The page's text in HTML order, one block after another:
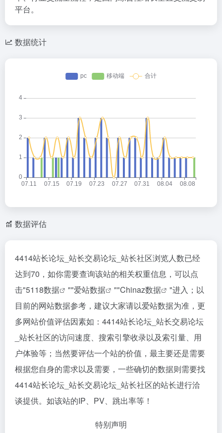
平台。
数据统计
数据评估
4414站长论坛_站长交易论坛_站长社区浏览人数已经
达到70，如你需要查询该站的相关权重信息，可以点
击"5118数据 ""爱站数据 ""Chinaz数据
"进入；以
目前的网站数据参考，建议大家请以爱站数据为准，更
多网站价值评估因素如：4414站长论坛_站长交易论坛
_站长社区的访问速度、搜索引擎收录以及索引量、用
户体验等；当然要评估一个站的价值，最主要还是需要
根据您自身的需求以及需要，一些确切的数据则需要找
4414站长论坛_站长交易论坛_站长社区的站长进行洽
谈提供。如该站的IP、PV、跳出率等！
特别声明